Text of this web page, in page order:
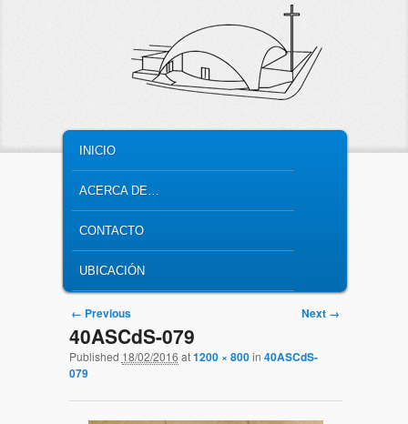
SKIP TO PRIMARY CONTENT
SKIP TO SECONDARY CONTENT
INICIO
ACERCA DE…
CONTACTO
UBICACIÓN
Image navigation
← Previous Next →
40ASCdS-079
Published 18/02/2016 at1200 × 800in 40ASCdS-
079